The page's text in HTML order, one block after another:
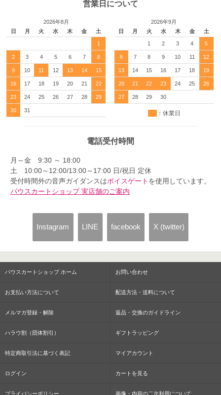
営業日について
2026年8月
日
月 火 水 木 金 土
1
2 3 4 5 6 7 8
9 10 11 12 13 14 15
16 17 18 19 20 21 22
23 24 25 26 27 28 29
30 31
2026年9月
日
月 火 水 木 金 土
1 2 3 4 5
6 7 8 9 10 11 12
13 14 15 16 17 18 19
20 21 22 23 24 25 26
27 28 29 30
：休業日
電話受付時間
月～金 9:30 ～ 18:00
土 10:00～12:00/13:00～17:00 日/祝日 定休
受付時間外の音声ガイダンスはボイスゲート を使用しています。
パウスカートショップ 実店舗のご案内
Instagram LINE facebook X (twitter)
パウスカートショップ ホーム お問い合わせ
お支払い方法について 配送方法・送料について
メルマガ登録・解除 返品・交換のガイドライン
ハラウ割（団体割引） ギフトラッピング
特定商取引法に基づく表記 マイアカウント
ログイン カートを見る
プライバシーポリシー 画像・内容の二次利用について